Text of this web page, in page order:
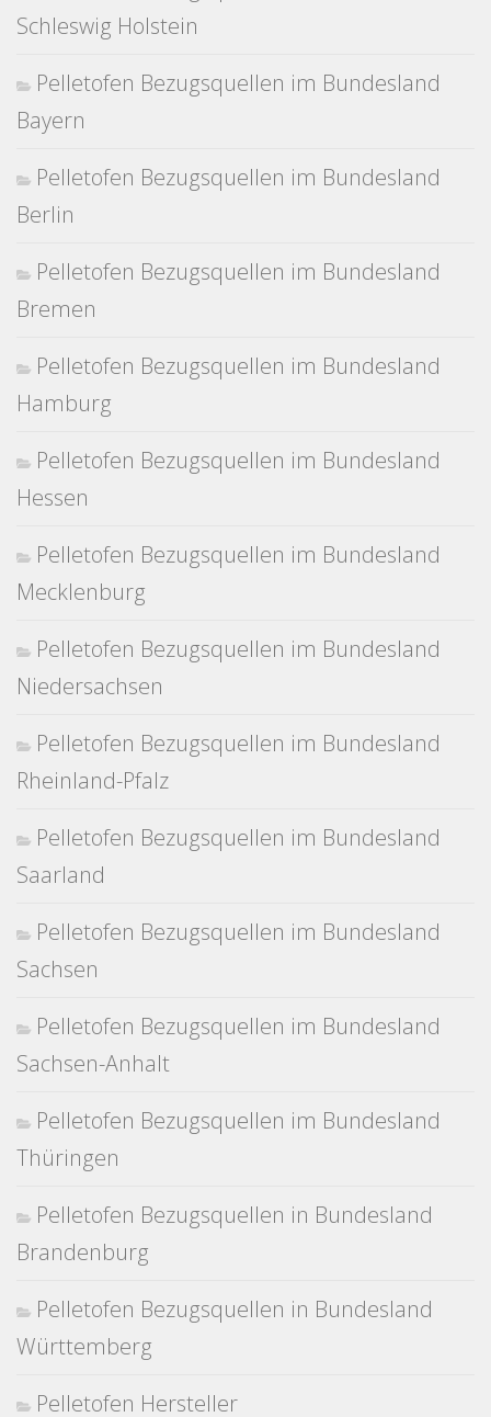
Schleswig Holstein
Pelletofen Bezugsquellen im Bundesland
Bayern
Pelletofen Bezugsquellen im Bundesland
Berlin
Pelletofen Bezugsquellen im Bundesland
Bremen
Pelletofen Bezugsquellen im Bundesland
Hamburg
Pelletofen Bezugsquellen im Bundesland
Hessen
Pelletofen Bezugsquellen im Bundesland
Mecklenburg
Pelletofen Bezugsquellen im Bundesland
Niedersachsen
Pelletofen Bezugsquellen im Bundesland
Rheinland-Pfalz
Pelletofen Bezugsquellen im Bundesland
Saarland
Pelletofen Bezugsquellen im Bundesland
Sachsen
Pelletofen Bezugsquellen im Bundesland
Sachsen-Anhalt
Pelletofen Bezugsquellen im Bundesland
Thüringen
Pelletofen Bezugsquellen in Bundesland
Brandenburg
Pelletofen Bezugsquellen in Bundesland
Württemberg
Pelletofen Hersteller